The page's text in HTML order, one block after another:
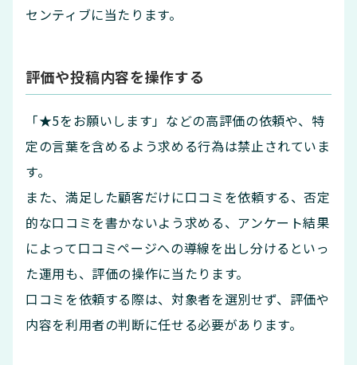
センティブに当たります。
評価や投稿内容を操作する
「★5をお願いします」などの高評価の依頼や、特
定の言葉を含めるよう求める行為は禁止されていま
す。
また、満足した顧客だけに口コミを依頼する、否定
的な口コミを書かないよう求める、アンケート結果
によって口コミページへの導線を出し分けるといっ
た運用も、評価の操作に当たります。
口コミを依頼する際は、対象者を選別せず、評価や
内容を利用者の判断に任せる必要があります。